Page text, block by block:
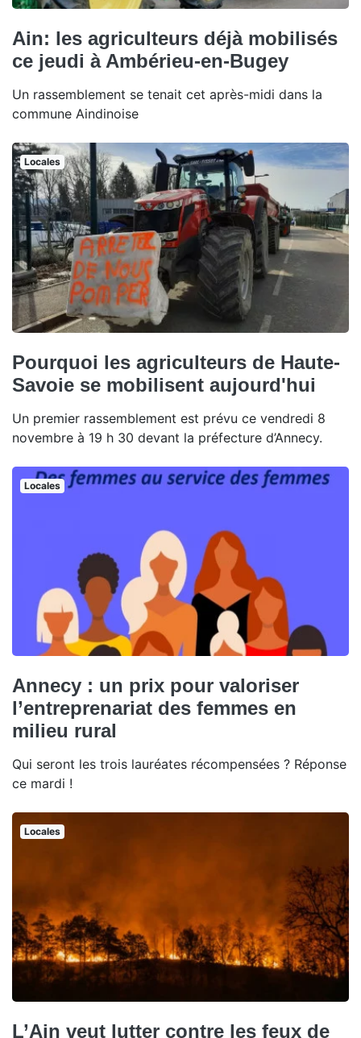
Ain: les agriculteurs déjà mobilisés
ce jeudi à Ambérieu-en-Bugey
Un rassemblement se tenait cet après-midi dans la
commune Aindinoise
Locales
Pourquoi les agriculteurs de Haute-
Savoie se mobilisent aujourd'hui
Un premier rassemblement est prévu ce vendredi 8
novembre à 19 h 30 devant la préfecture d’Annecy.
Locales
Annecy : un prix pour valoriser
l’entreprenariat des femmes en
milieu rural
Qui seront les trois lauréates récompensées ? Réponse
ce mardi !
Locales
L’Ain veut lutter contre les feux de